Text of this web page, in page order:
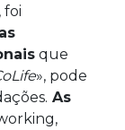
, foi
que
», pode
As